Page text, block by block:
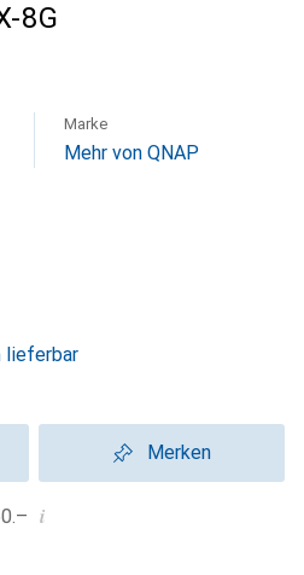
8G
Marke
Mehr von QNAP
lieferbar
Merken
i